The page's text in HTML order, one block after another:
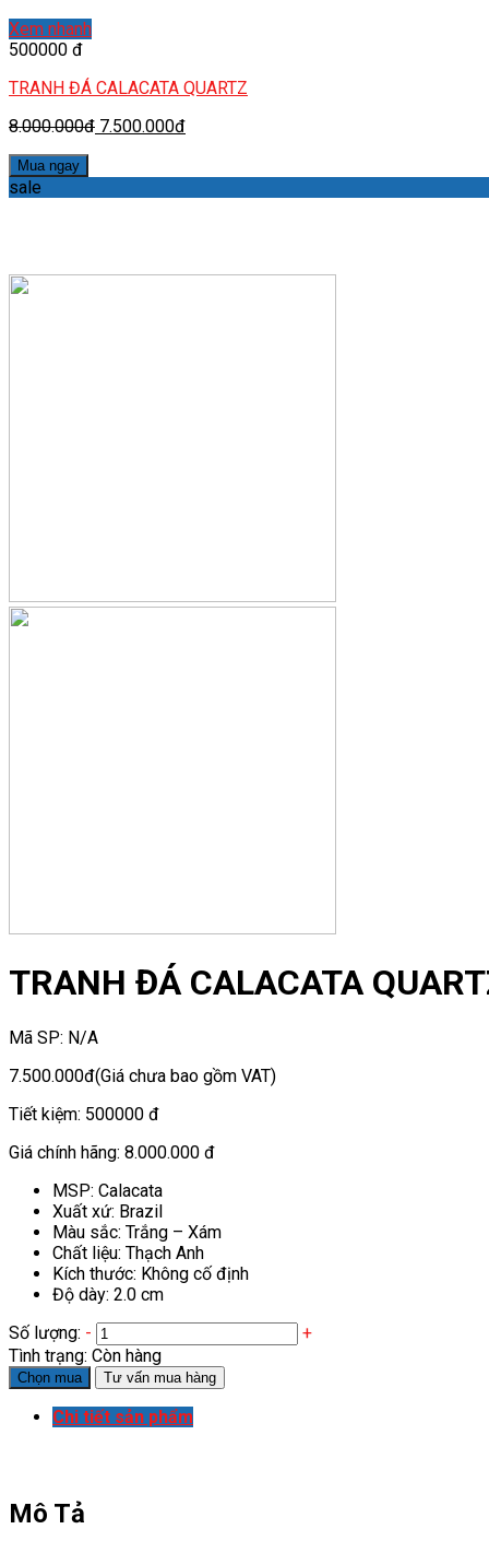
Xem nhanh
500000 đ
TRANH ĐÁ CALACATA QUARTZ
8.000.000đ 7.500.000đ
Mua ngay
sale
TRANH ĐÁ CALACATA
Mã SP: N/A
7.500.000đ(Giá chưa bao gồm VAT)
Tiết kiệm: 500000 đ
Giá chính hãng: 8.000.000 đ
MSP: Calacata
Xuất xứ: Brazil
Màu sắc: Trắng – Xám
Chất liệu: Thạch Anh
Kích thước: Không cố định
Độ dày: 2.0 cm
Số lượng: -
+
Tình trạng: Còn hàng
Chọn mua Tư vấn mua hàng
Chi tiết sản phẩm
Mô Tả